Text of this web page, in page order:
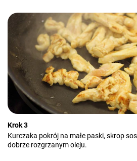
Krok 3
Kurczaka pokrój na małe paski, skrop
dobrze rozgrzanym oleju.